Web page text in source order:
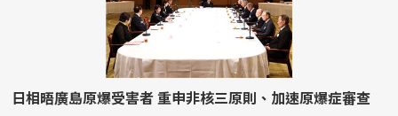
日相晤廣島原爆受害者 重申非核三原則、加速原爆症審查